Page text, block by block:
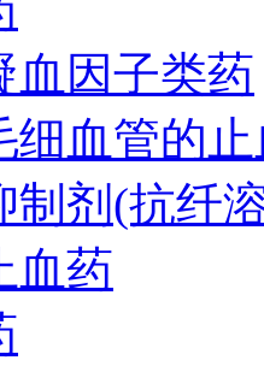
血因子类药
细血管的
制剂(抗纤
血药